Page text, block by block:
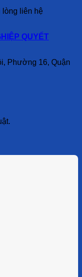
lòng liên hệ
QUYẾT
Phường 16, Quận